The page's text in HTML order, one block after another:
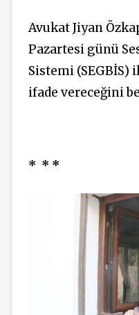
Avukat Jiyan
Pazartesi günü
Sistemi (SEGBİS)
ifade vereceğini
* * *